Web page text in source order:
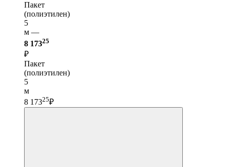
Пакет
(полиэтилен)
5
м —
8 17325
₽
Пакет
(полиэтилен)
5
м
8 17325₽